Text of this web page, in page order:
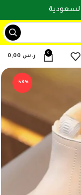
0
ر.س
-58%